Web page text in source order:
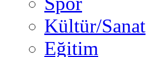
Kültür/Sanat
Eğitim